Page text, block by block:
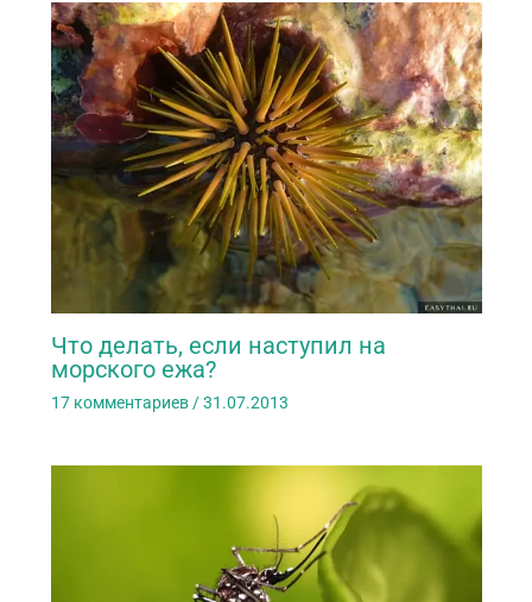
Что делать, если наступил на
морского ежа?
17 комментариев /31.07.2013